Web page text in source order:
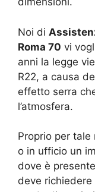
Noi di
Roma 70 vi
anni la legge
R22, a causa
effetto serra
l’atmosfera.
Proprio per
o in ufficio un
dove è
deve richiedere